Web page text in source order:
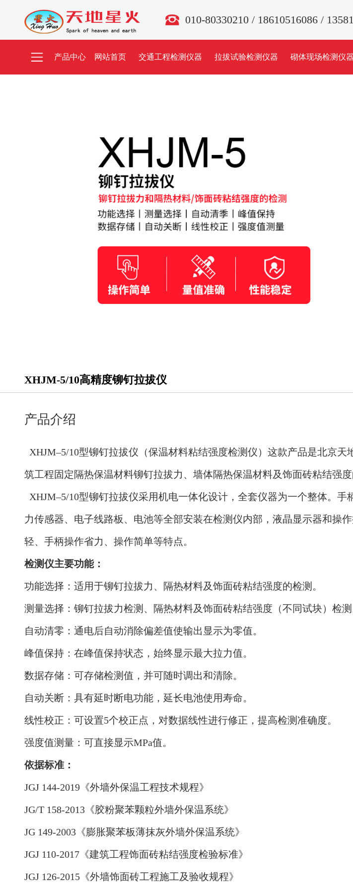
010-80330210 / 18610516086 /
产品中心 网站首页 交通工程检测仪器 拉拔试验检测仪器 砌体现场检测仪器
XHJM-5/10高精度铆钉拉拔仪
产品介绍
XHJM–5/10型铆钉拉拔仪（保温材料粘结强度检测仪）这款产品是北京
筑工程固定隔热保温材料铆钉拉拔力、墙体隔热保温材料及饰面砖粘结强度
XHJM–5/10型铆钉拉拔仪采用机电一体化设计，全套仪器为一个整体。
力传感器、电子线路板、电池等全部安装在检测仪内部，液晶显示器和操
轻、手柄操作省力、操作简单等特点。
检测仪主要功能：
功能选择：适用于铆钉拉拔力、隔热材料及饰面砖粘结强度的检测。
测量选择：铆钉拉拔力检测、隔热材料及饰面砖粘结强度（不同试块）检测
自动清零：通电后自动消除偏差值使输出显示为零值。
峰值保持：在峰值保持状态，始终显示最大拉力值。
数据存储：可存储检测值，并可随时调出和清除。
自动关断：具有延时断电功能，延长电池使用寿命。
线性校正：可设置5个校正点，对数据线性进行修正，提高检测准确度。
强度值测量：可直接显示MPa值。
依据标准：
JGJ 144-2019《外墙外保温工程技术规程》
JG/T 158-2013《胶粉聚苯颗粒外墙外保温系统》
JG 149-2003《膨胀聚苯板薄抹灰外墙外保温系统》
JGJ 110-2017《建筑工程饰面砖粘结强度检验标准》
JGJ 126-2015《外墙饰面砖工程施工及验收规程》